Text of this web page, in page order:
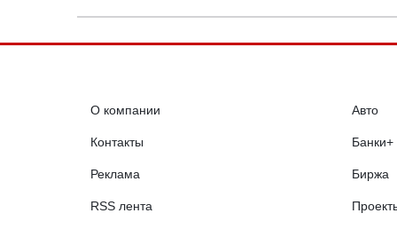
О компании
Контакты
Реклама
RSS лента
Авто
Банки+
Биржа